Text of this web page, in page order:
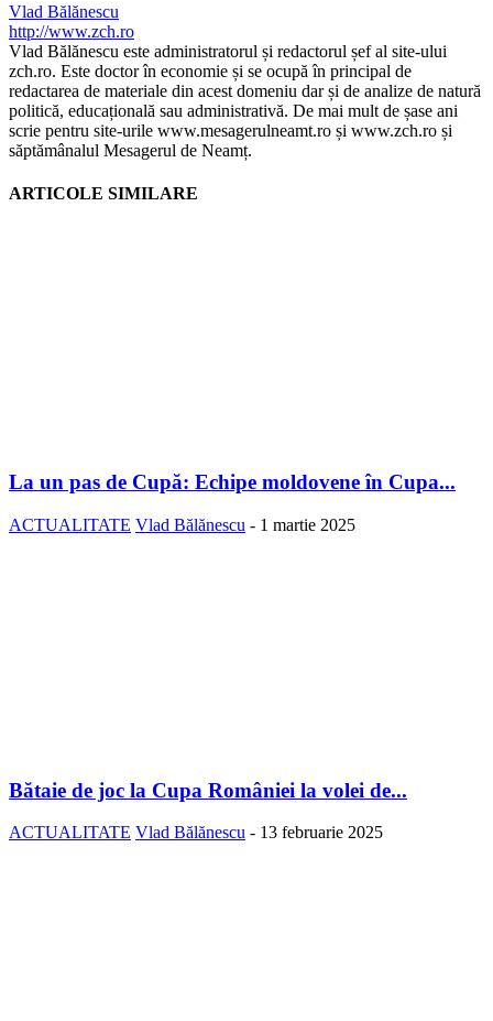
Vlad Bălănescu
http://www.zch.ro
Vlad Bălănescu este administratorul și redactorul șef al site-ului
zch.ro. Este doctor în economie și se ocupă în principal de
redactarea de materiale din acest domeniu dar și de analize de natură
politică, educațională sau administrativă. De mai mult de șase ani
scrie pentru site-urile www.mesagerulneamt.ro și www.zch.ro și
săptămânalul Mesagerul de Neamț.
ARTICOLE SIMILARE
La un pas de Cupă: Echipe moldovene în Cupa...
ACTUALITATE Vlad Bălănescu - 1 martie 2025
Bătaie de joc la Cupa României la volei de...
ACTUALITATE Vlad Bălănescu - 13 februarie 2025